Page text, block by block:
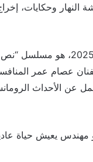
رمضان على شاشة النهار
ويبقى العمل الأكثر انتظاراً للفنانة
الأحداث
يعيش حياة